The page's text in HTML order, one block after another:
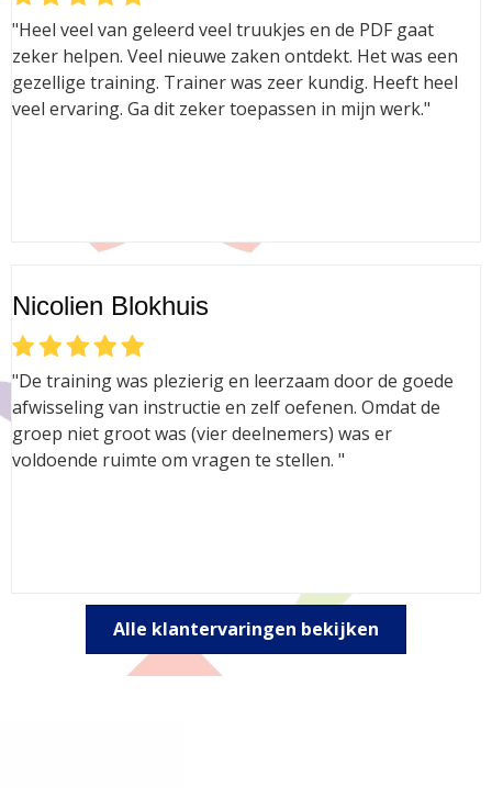
"Heel veel van geleerd veel truukjes en de PDF gaat
zeker helpen. Veel nieuwe zaken ontdekt. Het was een
gezellige training. Trainer was zeer kundig. Heeft heel
veel ervaring. Ga dit zeker toepassen in mijn werk."
Nicolien Blokhuis
"De training was plezierig en leerzaam door de goede
afwisseling van instructie en zelf oefenen. Omdat de
groep niet groot was (vier deelnemers) was er
voldoende ruimte om vragen te stellen. "
Alle klantervaringen bekijken